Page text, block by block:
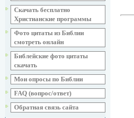
Скачать бесплатно
Христианские программы
Фото цитаты из Библии
смотреть онлайн
Библейские фото цитаты
скачать
Мои опросы по Библии
FAQ (вопрос/ответ)
Обратная связь сайта